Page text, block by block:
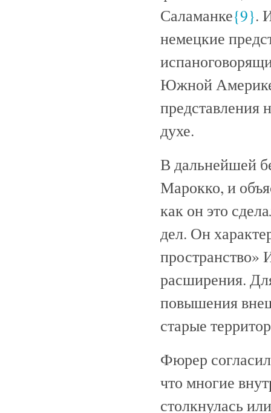
Саламанке{9}.
немецкие
Южной
представления
духе.
В дальнейшей
Марокко, и
как он это
дел. Он
пространство»
расширения.
повышения
старые
Фюрер
что многие
столкнулась